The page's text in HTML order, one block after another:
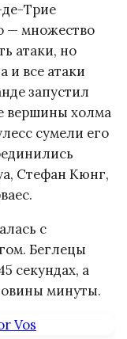
Трие
— множество
атаки, но
и все атаки
запустил
вершины холма
сумели его
Стефан Кюнг,
с
Беглецы
секундах, а
минуты.